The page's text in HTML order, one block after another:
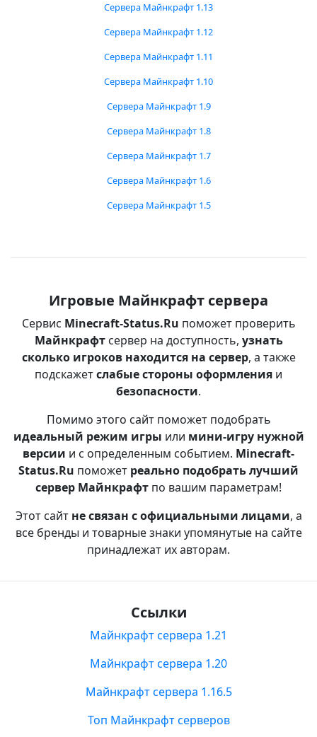
Сервера Майнкрафт 1.13
Сервера Майнкрафт 1.12
Сервера Майнкрафт 1.11
Сервера Майнкрафт 1.10
Сервера Майнкрафт 1.9
Сервера Майнкрафт 1.8
Сервера Майнкрафт 1.7
Сервера Майнкрафт 1.6
Сервера Майнкрафт 1.5
Игровые Майнкрафт сервера
Сервис Minecraft-Status.Ru поможет проверить
Майнкрафтсервер на доступность, узнать
сколько игроков находится на сервер, а также
подскажетслабые стороны оформления и
безопасности.
Помимо этого сайт поможет подобрать
идеальный режим игры или мини-игру нужной
версии и с определенным событием. Minecraft-
Status.Ru поможет реально подобрать лучший
сервер Майнкрафт по вашим параметрам!
Этот сайт не связан с официальными лицами, а
все бренды и товарные знаки упомянутые на сайте
принадлежат их авторам.
Ссылки
Майнкрафт сервера 1.21
Майнкрафт сервера 1.20
Майнкрафт сервера 1.16.5
Топ Майнкрафт серверов